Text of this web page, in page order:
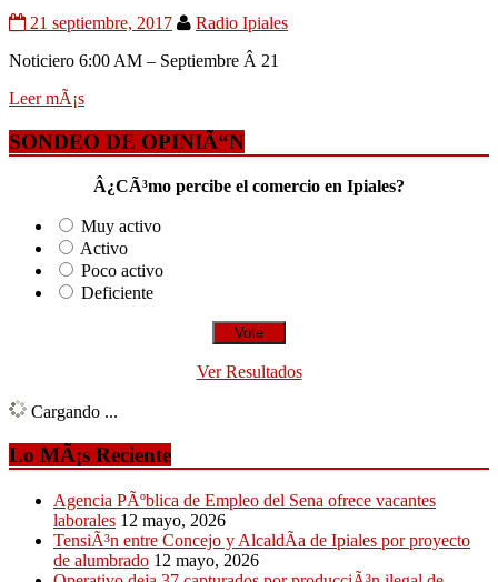
21 septiembre, 2017
Radio Ipiales
Noticiero 6:00 AM – Septiembre Â 21
Leer mÃ¡s
SONDEO DE OPINIÃ“N
Â¿CÃ³mo percibe el comercio en Ipiales?
Muy activo
Activo
Poco activo
Deficiente
Ver Resultados
Cargando ...
Lo MÃ¡s Reciente
Agencia PÃºblica de Empleo del Sena ofrece vacantes
laborales 12 mayo, 2026
TensiÃ³n entre Concejo y AlcaldÃ­a de Ipiales por proyecto
de alumbrado 12 mayo, 2026